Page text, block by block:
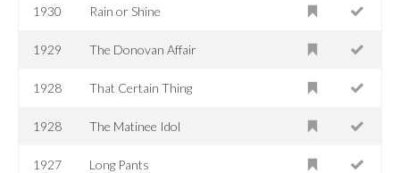
1930 Rain or Shine
1929 The Donovan Affair
1928 That Certain Thing
1928 The Matinee Idol
1927 Long Pants